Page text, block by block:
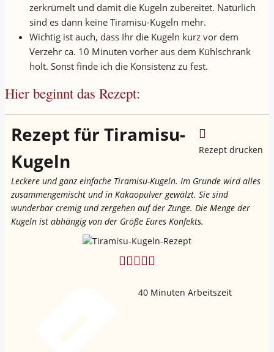
zerkrümelt und damit die Kugeln zubereitet. Natürlich
sind es dann keine Tiramisu-Kugeln mehr.
Wichtig ist auch, dass Ihr die Kugeln kurz vor dem
Verzehr ca. 10 Minuten vorher aus dem Kühlschrank
holt. Sonst finde ich die Konsistenz zu fest.
Hier beginnt das Rezept:
Rezept drucken
Rezept für Tiramisu-
Kugeln
Leckere und ganz einfache Tiramisu-Kugeln. Im Grunde wird alles
zusammengemischt und in Kakaopulver gewälzt. Sie sind
wunderbar cremig und zergehen auf der Zunge. Die Menge der
Kugeln ist abhängig von der Größe Eures Konfekts.
40 Minuten Arbeitszeit